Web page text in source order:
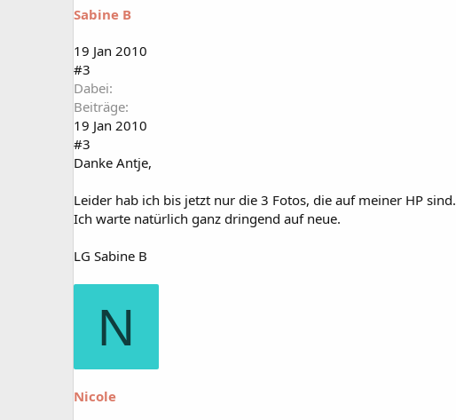
Sabine B
19 Jan 2010
#3
Dabei
Beiträge
19 Jan 2010
#3
Danke Antje,
Leider hab ich bis jetzt nur die 3 Fotos, die auf meiner HP sind.
Ich warte natürlich ganz dringend auf neue.
LG Sabine B
N
Nicole